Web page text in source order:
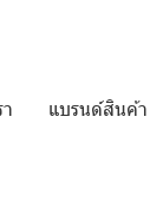
แบรนด์สินค้า